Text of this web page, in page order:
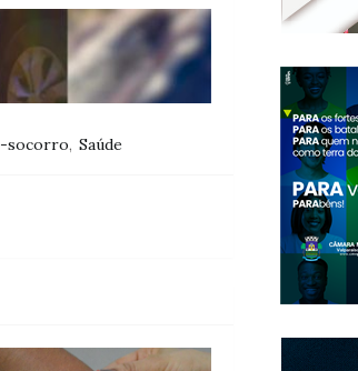
socorro Saúde